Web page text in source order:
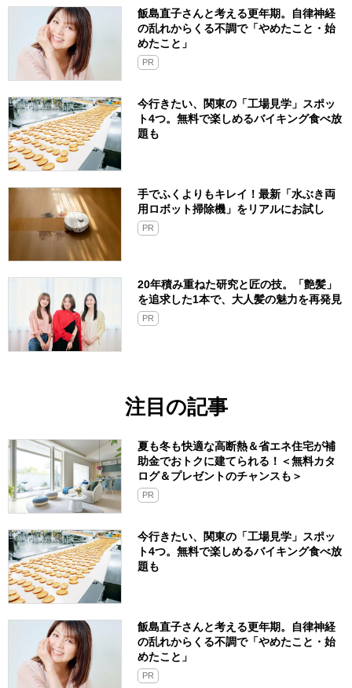
飯島直子さんと考える更年期。自律神経
の乱れからくる不調で「やめたこと・始
めたこと」
PR
今行きたい、関東の「工場見学」スポッ
ト4つ。無料で楽しめるバイキング食べ放
題も
手でふくよりもキレイ！最新「水ぶき両
用ロボット掃除機」をリアルにお試し
PR
20年積み重ねた研究と匠の技。「艶髪」
を追求した1本で、大人髪の魅力を再発見
PR
注目の記事
夏も冬も快適な高断熱＆省エネ住宅が補
助金でおトクに建てられる！＜無料カタ
ログ＆プレゼントのチャンスも＞
PR
今行きたい、関東の「工場見学」スポッ
ト4つ。無料で楽しめるバイキング食べ放
題も
飯島直子さんと考える更年期。自律神経
の乱れからくる不調で「やめたこと・始
めたこと」
PR